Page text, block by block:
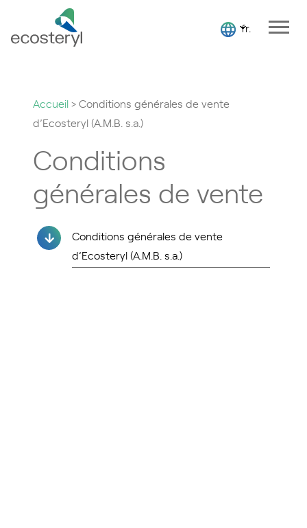
fr.
Accueil>Conditions générales de vente
d’Ecosteryl (A.M.B. s.a.)
Conditions
générales de vente
Conditions générales de vente
d’Ecosteryl (A.M.B. s.a.)